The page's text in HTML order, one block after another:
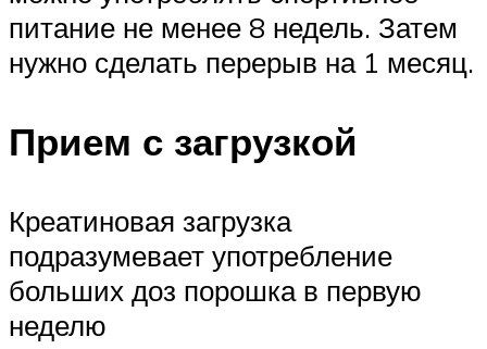
питание не менее 8 недель. Затем
нужно сделать перерыв на 1 месяц.
Прием с загрузкой
Креатиновая загрузка
подразумевает употребление
больших доз порошка в первую
неделю